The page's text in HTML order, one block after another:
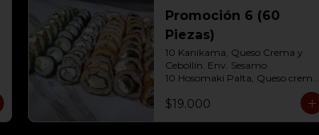
Promoción 6 (60
Piezas)
10 Kanikama, Queso Crema y
Cebollín. Env. Sesamo
10 Hosomaki Palta, Queso crema
Cebollín Env. Palta
10 Pollo, Queso Crema y Cebollín
$19.000